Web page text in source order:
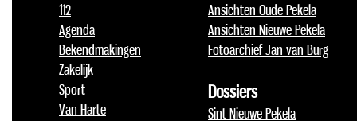
112
Agenda
Bekendmakingen
Zakelijk
Sport
Van Harte
Ansichten Oude Pekela
Ansichten Nieuwe Pekela
Fotoarchief Jan van Burg
Dossiers
Sint Nieuwe Pekela